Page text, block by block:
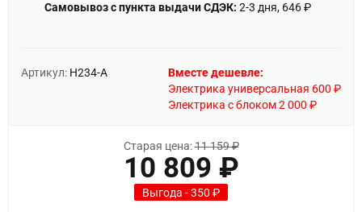
Самовывоз с пункта выдачи СДЭК: 2-3 дня, 646 ₽
Артикул: H234-A
Вместе дешевле:
Электрика универсальная 600 ₽
Электрика с блоком 2 000 ₽
Старая цена:11 159 ₽
10 809 ₽
Выгода - 350 ₽